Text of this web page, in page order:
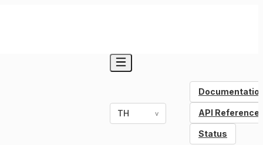
API Reference
Status
TH v